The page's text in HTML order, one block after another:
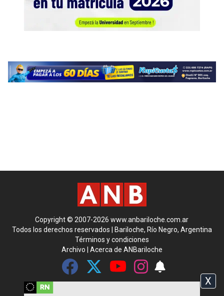
Copyright © 2007-2026 www.anbariloche.com.ar
Todos los derechos reservados | Bariloche, Río Negro, Argentina
Términos y condiciones
Archivo
Acerca de ANBariloche
X